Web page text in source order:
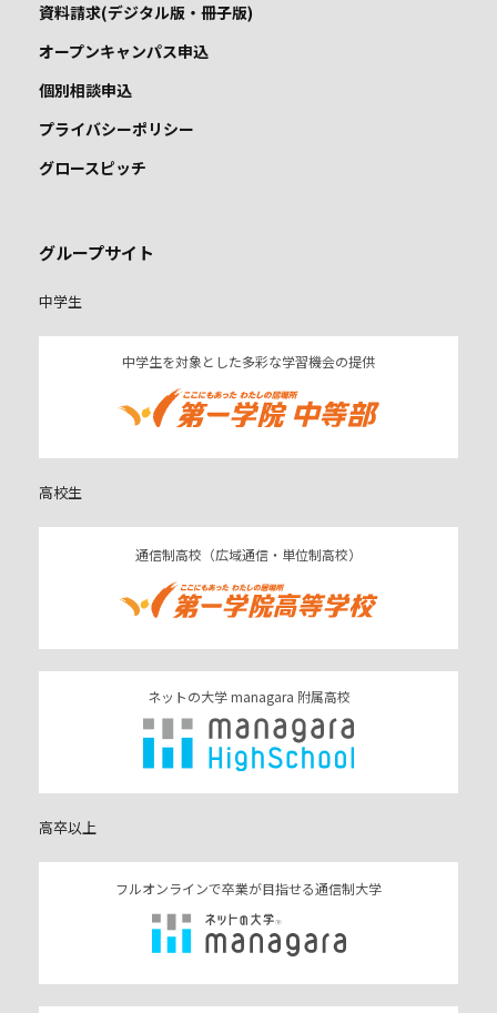
資料請求(デジタル版・冊子版)
オープンキャンパス申込
個別相談申込
プライバシーポリシー
グロースピッチ
グループサイト
中学生
中学生を対象とした多彩な学習機会の提供
高校生
通信制高校（広域通信・単位制高校）
ネットの大学 managara 附属高校
高卒以上
フルオンラインで卒業が目指せる通信制大学